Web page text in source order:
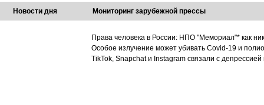
Новости дня Мониторинг зарубежной прессы
Права человека в России: НПО "Мемориал"* как
Особое излучение может убивать Covid-19 и
TikTok, Snapchat и Instagram связали с